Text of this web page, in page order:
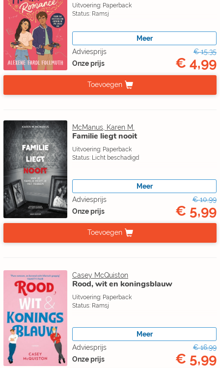
Uitvoering: Paperback
Status: Ramsj
Meer
Adviesprijs
€ 15,35
Onze prijs
€ 4,99
Toevoegen
McManus, Karen M.
Familie liegt nooit
Uitvoering: Paperback
Status: Licht beschadigd
Meer
Adviesprijs
€ 10,99
Onze prijs
€ 5,99
Toevoegen
Casey McQuiston
Rood, wit en koningsblauw
Uitvoering: Paperback
Status: Ramsj
Meer
Adviesprijs
€ 16,99
Onze prijs
€ 5,99